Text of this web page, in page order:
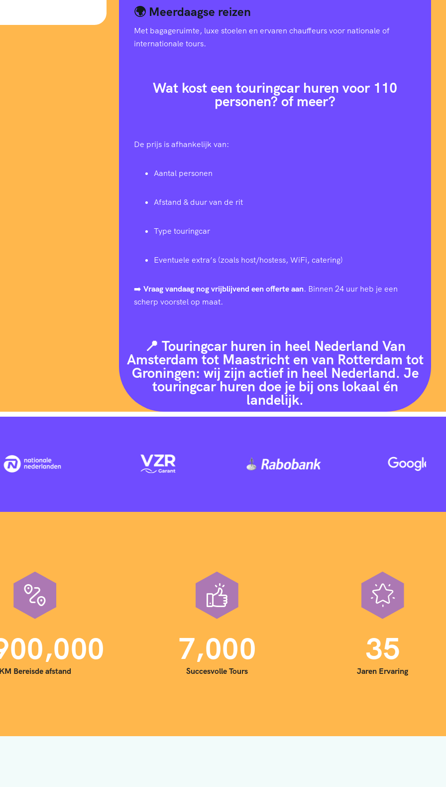
🌍 Meerdaagse reizen
Met bagageruimte, luxe stoelen en ervaren chauffeurs voor nationale of
internationale tours.
Wat kost een touringcar huren voor 110
personen? of meer?
De prijs is afhankelijk van:
Aantal personen
Afstand & duur van de rit
Type touringcar
Eventuele extra’s (zoals host/hostess, WiFi, catering)
➡️ Vraag vandaag nog vrijblijvend een offerte aan. Binnen 24 uur heb je een
scherp voorstel op maat.
📍 Touringcar huren in heel Nederland Van
Amsterdam tot Maastricht en van Rotterdam tot
Groningen: wij zijn actief in heel Nederland. Je
touringcar huren doe je bij ons lokaal én
landelijk.
00,000
KM Bereisde afstand
7,000
Succesvolle Tours
35
Jaren Ervaring